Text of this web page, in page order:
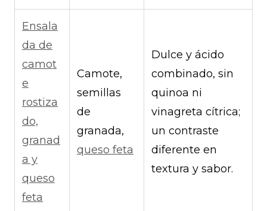
Ensala
da de
camot
e
rostiza
do,
granad
a y
queso
feta
Camote,
semillas
de
granada,
queso feta
Dulce y ácido
combinado, sin
quinoa ni
vinagreta cítrica;
un contraste
diferente en
textura y sabor.